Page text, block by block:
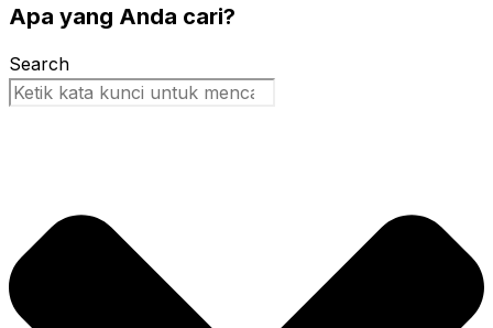
Apa yang Anda cari?
Search